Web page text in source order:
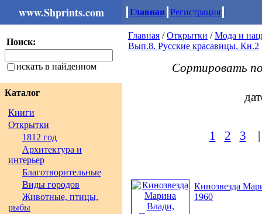
www.Shprints.com Главная Регистрация
Поиск:
искать в найденном
Каталог
Книги
Открытки
1812 год
Архитектура и
интерьер
Благотворительные
Виды городов
Животные, птицы,
рыбы
Главная /Открытки /Мода и
Вып.8. Русские красавицы. Кн.2
Сортировать
1 2 3
Кинозвезда
1960